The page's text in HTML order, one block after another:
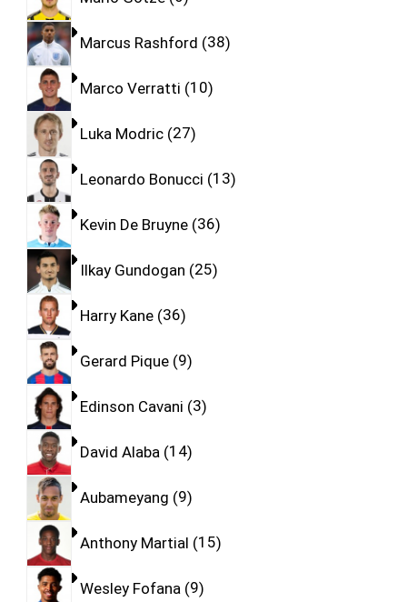
Marcus Rashford 38
Marco Verratti 10
Luka Modric 27
Leonardo Bonucci 13
Kevin De Bruyne 36
Ilkay Gundogan 25
Harry Kane 36
Gerard Pique 9
Edinson Cavani 3
David Alaba 14
Aubameyang 9
Anthony Martial 15
Wesley Fofana 9